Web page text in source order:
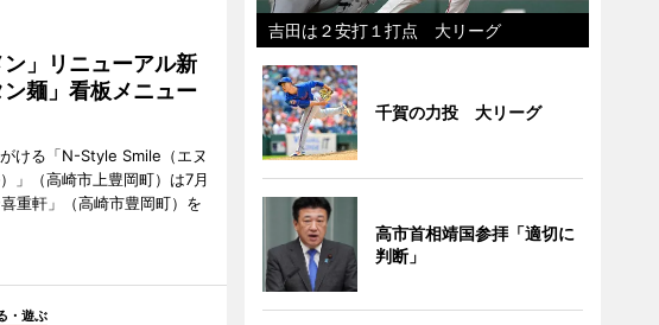
」リニューアル新
麺」看板メニュー
ける「N-Style Smile（エヌ
」（高崎市上豊岡町）は7月
重軒」（高崎市豊岡町）を
・遊ぶ
吉田は２安打１打点 大リーグ
千賀の力投 大リーグ
高市首相靖国参拝「適切に
判断」